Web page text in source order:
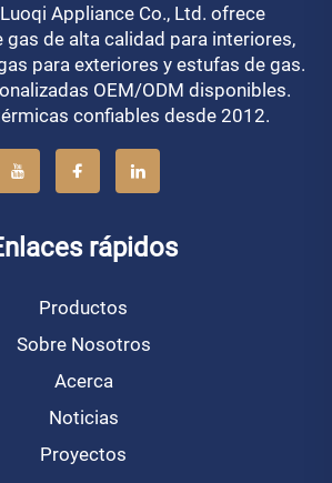
Appliance Co., Ltd. ofrece
de alta calidad para interiores,
para exteriores y estufas de gas.
OEM/ODM disponibles.
confiables desde 2012.
rápidos
Productos
Sobre Nosotros
Acerca
Noticias
Proyectos